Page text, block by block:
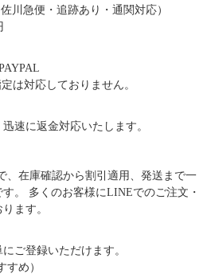
川急便・追跡あり・通関対応）
は対応しておりません。
速に返金対応いたします。
、在庫確認から割引適用、発送まで一
。 多くのお客様にLINEでのご注文・
ます。
ご登録いただけます。
すめ）